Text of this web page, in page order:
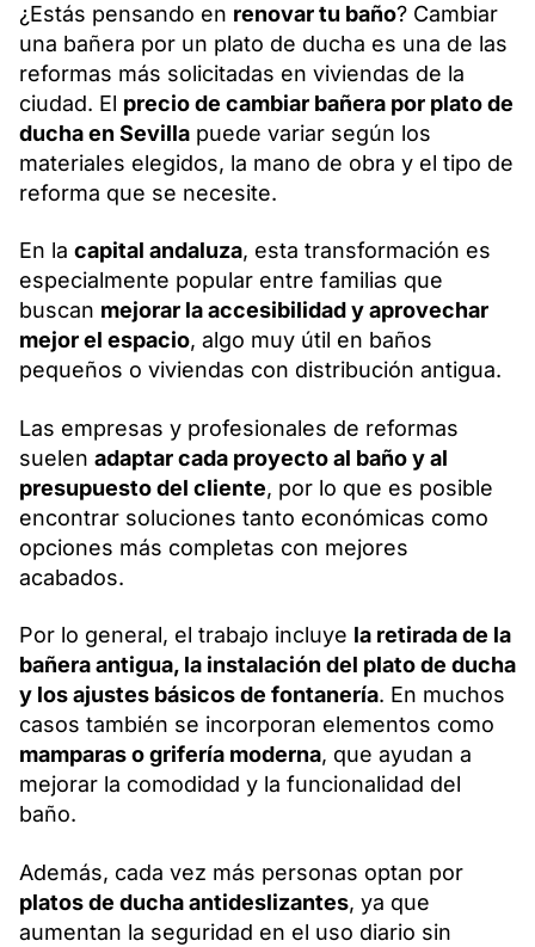
¿Estás pensando en renovar tu baño? Cambiar
una bañera por un plato de ducha es una de las
reformas más solicitadas en viviendas de la
ciudad. El precio de cambiar bañera por plato de
ducha en Sevilla puede variar según los
materiales elegidos, la mano de obra y el tipo de
reforma que se necesite.
En la capital andaluza, esta transformación es
especialmente popular entre familias que
buscan mejorar la accesibilidad y aprovechar
mejor el espacio, algo muy útil en baños
pequeños o viviendas con distribución antigua.
Las empresas y profesionales de reformas
suelen adaptar cada proyecto al baño y al
presupuesto del cliente, por lo que es posible
encontrar soluciones tanto económicas como
opciones más completas con mejores
acabados.
Por lo general, el trabajo incluye la retirada de la
bañera antigua, la instalación del plato de ducha
y los ajustes básicos de fontanería. En muchos
casos también se incorporan elementos como
mamparas o grifería moderna, que ayudan a
mejorar la comodidad y la funcionalidad del
baño.
Además, cada vez más personas optan por
platos de ducha antideslizantes, ya que
aumentan la seguridad en el uso diario sin